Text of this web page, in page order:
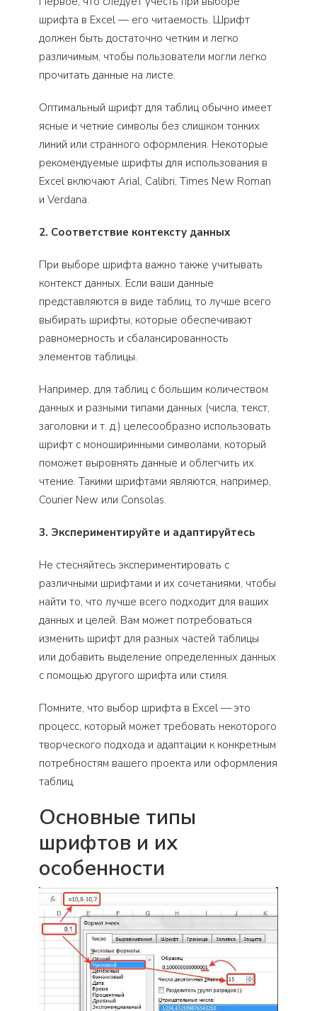
шрифта в Excel — его читаемость. Шрифт
должен быть достаточно четким и легко
различимым, чтобы пользователи могли легко
прочитать данные на листе.
Оптимальный шрифт для таблиц обычно имеет
ясные и четкие символы без слишком тонких
линий или странного оформления. Некоторые
рекомендуемые шрифты для использования в
Excel включают Arial, Calibri, Times New Roman
и Verdana.
2. Соответствие контексту данных
При выборе шрифта важно также учитывать
контекст данных. Если ваши данные
представляются в виде таблиц, то лучше всего
выбирать шрифты, которые обеспечивают
равномерность и сбалансированность
элементов таблицы.
Например, для таблиц с большим количеством
данных и разными типами данных (числа, текст,
заголовки и т. д.) целесообразно использовать
шрифт с моноширинными символами, который
поможет выровнять данные и облегчить их
чтение. Такими шрифтами являются, например,
Courier New или Consolas.
3. Экспериментируйте и адаптируйтесь
Не стесняйтесь экспериментировать с
различными шрифтами и их сочетаниями, чтобы
найти то, что лучше всего подходит для ваших
данных и целей. Вам может потребоваться
изменить шрифт для разных частей таблицы
или добавить выделение определенных данных
с помощью другого шрифта или стиля.
Помните, что выбор шрифта в Excel — это
процесс, который может требовать некоторого
творческого подхода и адаптации к конкретным
потребностям вашего проекта или оформления
таблиц.
Основные типы
шрифтов и их
особенности